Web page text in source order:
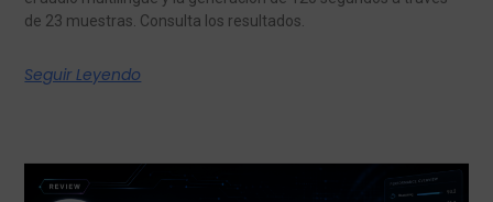
de 23 muestras. Consulta los resultados.
Seguir Leyendo